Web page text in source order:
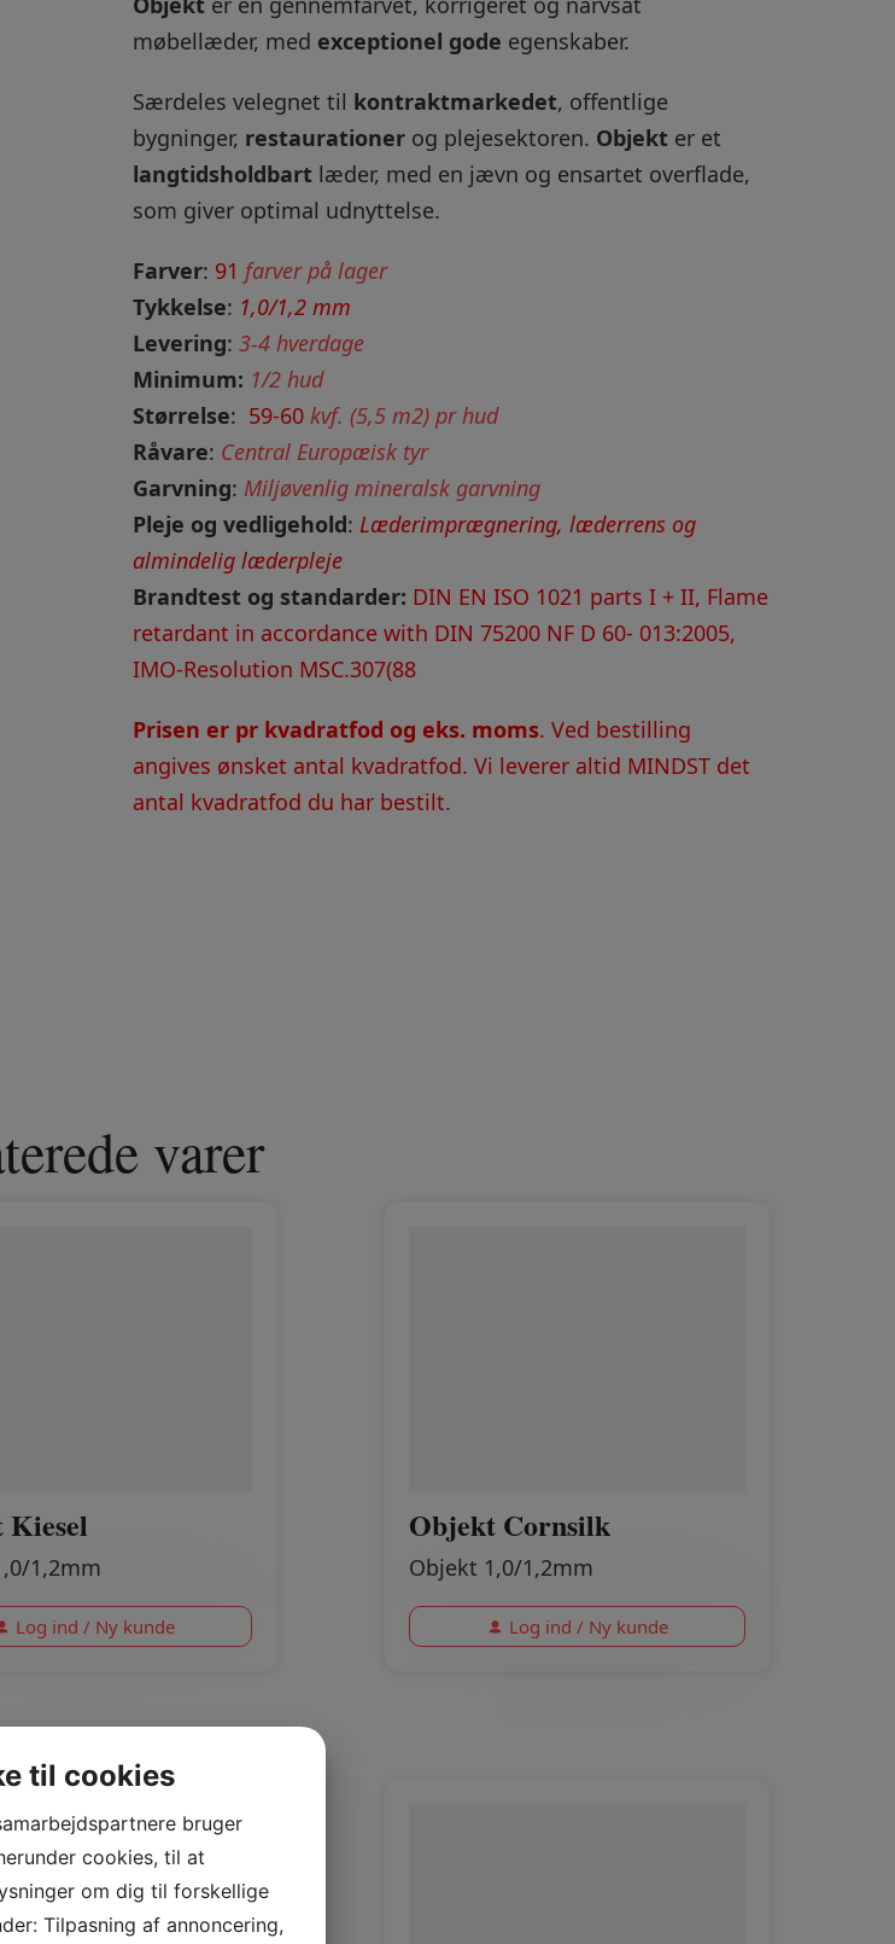
møbellæder, med exceptionel gode egenskaber.
Særdeles velegnet til kontraktmarkedet, offentlige
bygninger, restaurationer og plejesektoren. Objekt er et
langtidsholdbart læder, med en jævn og ensartet overflade,
som giver optimal udnyttelse.
Farver: 91 farver på lager
Tykkelse: 1,0/1,2 mm
Levering: 3-4 hverdage
Minimum: 1/2 hud
Størrelse: 59-60 kvf. (5,5 m2) pr hud
Råvare: Central Europæisk tyr
Garvning: Miljøvenlig mineralsk garvning
Pleje og vedligehold: Læderimprægnering, læderrens og
almindelig læderpleje
Brandtest og standarder: DIN EN ISO 1021 parts I + II, Flame
retardant in accordance with DIN 75200 NF D 60- 013:2005,
IMO-Resolution MSC.307(88
Prisen er pr kvadratfod og eks. moms. Ved bestilling
angives ønsket antal kvadratfod. Vi leverer altid MINDST det
antal kvadratfod du har bestilt.
varer
1,2mm
Log ind / Ny kunde
Objekt Cornsilk
Objekt 1,0/1,2mm
Log ind / Ny kunde
til cookies
bruger
cookies, til at
om dig til forskellige
Tilpasning af annoncering,